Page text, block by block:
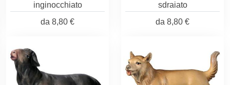
inginocchiato
da 8,80 €
sdraiato
da 8,80 €